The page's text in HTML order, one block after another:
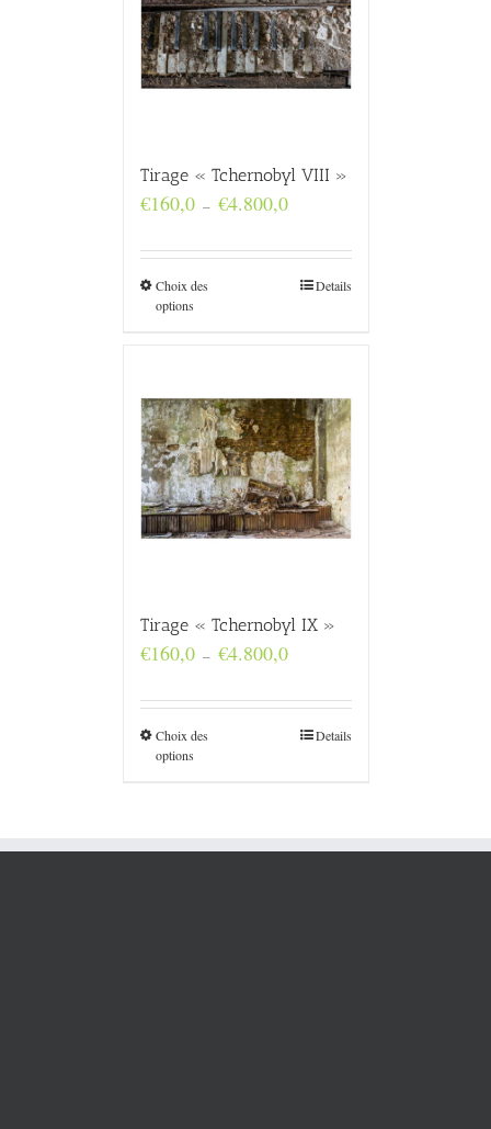
Tirage « Tchernobyl VIII »
€160,0 – €4.800,0Plage
€160,0
Choix des
options
Details
Tirage « Tchernobyl IX »
€160,0 – €4.800,0Plage
€160,0
Choix des
options
Details